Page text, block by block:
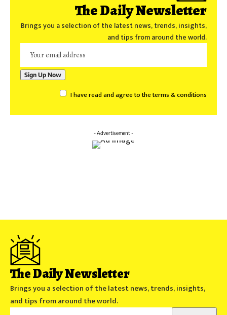
The Daily Newsletter
Brings you a selection of the latest news, trends, insights,
and tips from around the world.
I have read and agree to the terms & conditions
- Advertisement -
The Daily Newsletter
Brings you a selection of the latest news, trends, insights,
and tips from around the world.